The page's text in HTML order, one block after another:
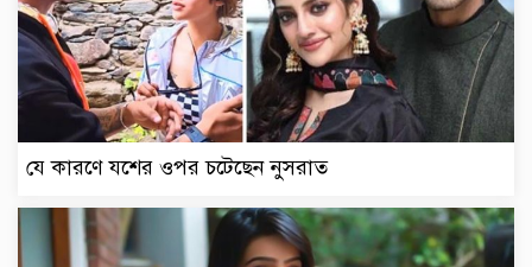
যে কারণে যশের ওপর চটেছেন নুসরাত